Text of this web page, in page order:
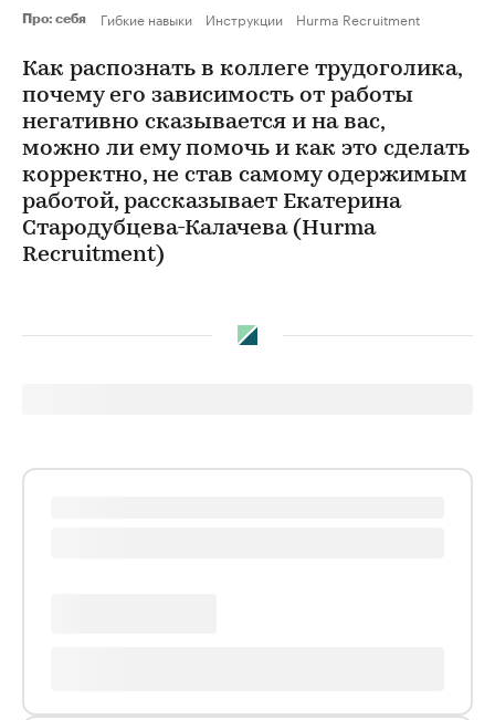
Про: себя Гибкие навыки Инструкции Hurma Recruitment
Как распознать в коллеге трудоголика,
почему его зависимость от работы
негативно сказывается и на вас,
можно ли ему помочь и как это сделать
корректно, не став самому одержимым
работой, рассказывает Екатерина
Стародубцева-Калачева (Hurma
Recruitment)